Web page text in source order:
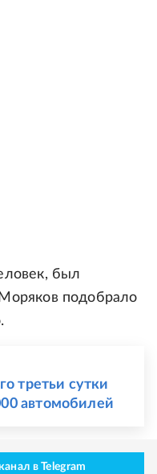
был
подобрало
третьи сутки
автомобилей
в Telegram